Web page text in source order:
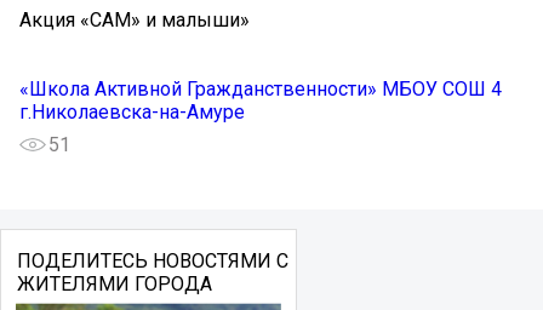
Акция «САМ» и малыши»
«Школа Активной Гражданственности» МБОУ СОШ 4
г.Николаевска-на-Амуре
51
ПОДЕЛИТЕСЬ НОВОСТЯМИ С
ЖИТЕЛЯМИ ГОРОДА